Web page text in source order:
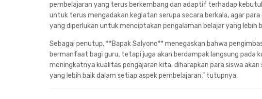
pembelajaran yang terus berkembang dan adaptif terhadap
untuk terus mengadakan kegiatan serupa secara berkala, agar
yang diperlukan untuk menciptakan pengalaman belajar yang lebih
Sebagai penutup, **Bapak Salyono** menegaskan bahwa
bermanfaat bagi guru, tetapi juga akan berdampak langsung pada
meningkatnya kualitas pengajaran kita, diharapkan para siswa
yang lebih baik dalam setiap aspek pembelajaran,” tutupnya.